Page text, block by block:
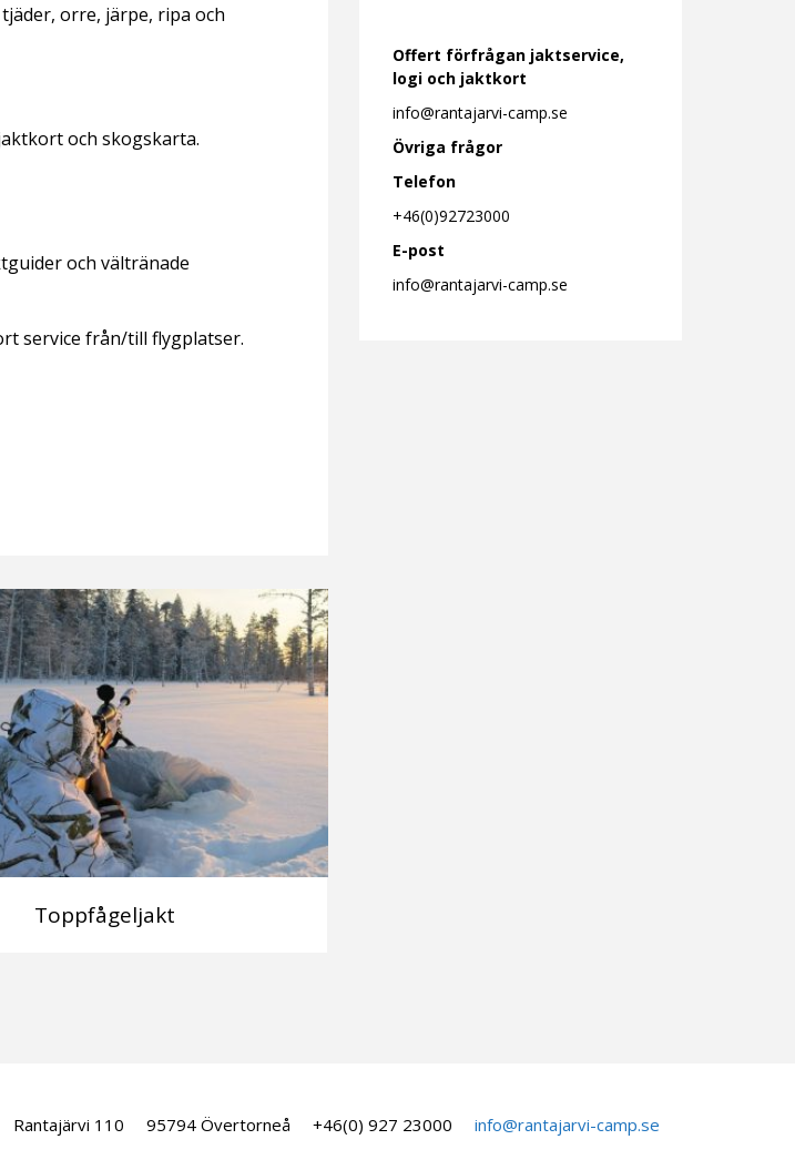
orre, järpe, ripa och
och skogskarta.
och vältränade
service från/till flygplatser.
Toppfågeljakt
Offert förfrågan jaktservice,
logi och jaktkort
info@rantajarvi-camp.se
Övriga frågor
Telefon
+46(0)92723000
E-post
info@rantajarvi-camp.se
Rantajärvi 110 95794 Övertorneå +46(0) 927 23000 info@rantajarvi-camp.se